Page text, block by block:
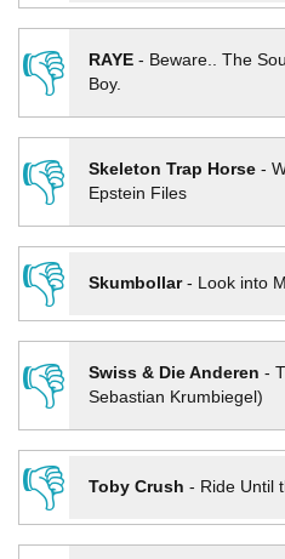
👎
RAYE- Beware.. The
Boy.
👎 Skeleton Trap Horse-
Epstein Files
👎
Skumbollar- Look into
👎
Swiss & Die Anderen -
Sebastian Krumbiegel)
👎
Toby Crush - Ride Until